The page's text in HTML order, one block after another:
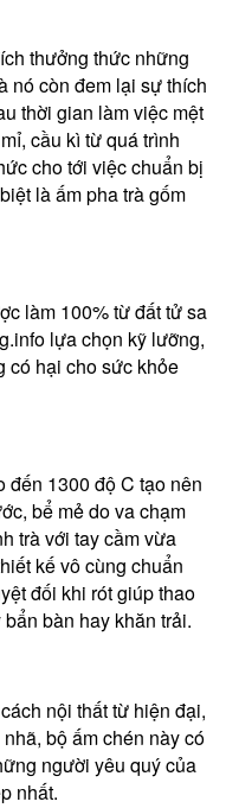
thưởng thức những
nó còn đem lại sự thích
thời gian làm việc mệt
cầu kì từ quá trình
cho tới việc chuẩn bị
là ấm pha trà gốm
làm 100% từ đất tử sa
lựa chọn kỹ lưỡng,
có hại cho sức khỏe
đến 1300 độ C tạo nên
bể mẻ do va chạm
trà với tay cầm vừa
kế vô cùng chuẩn
đối khi rót giúp thao
bàn hay khăn trải.
nội thất từ hiện đại,
bộ ấm chén này có
người yêu quý của
nhất.